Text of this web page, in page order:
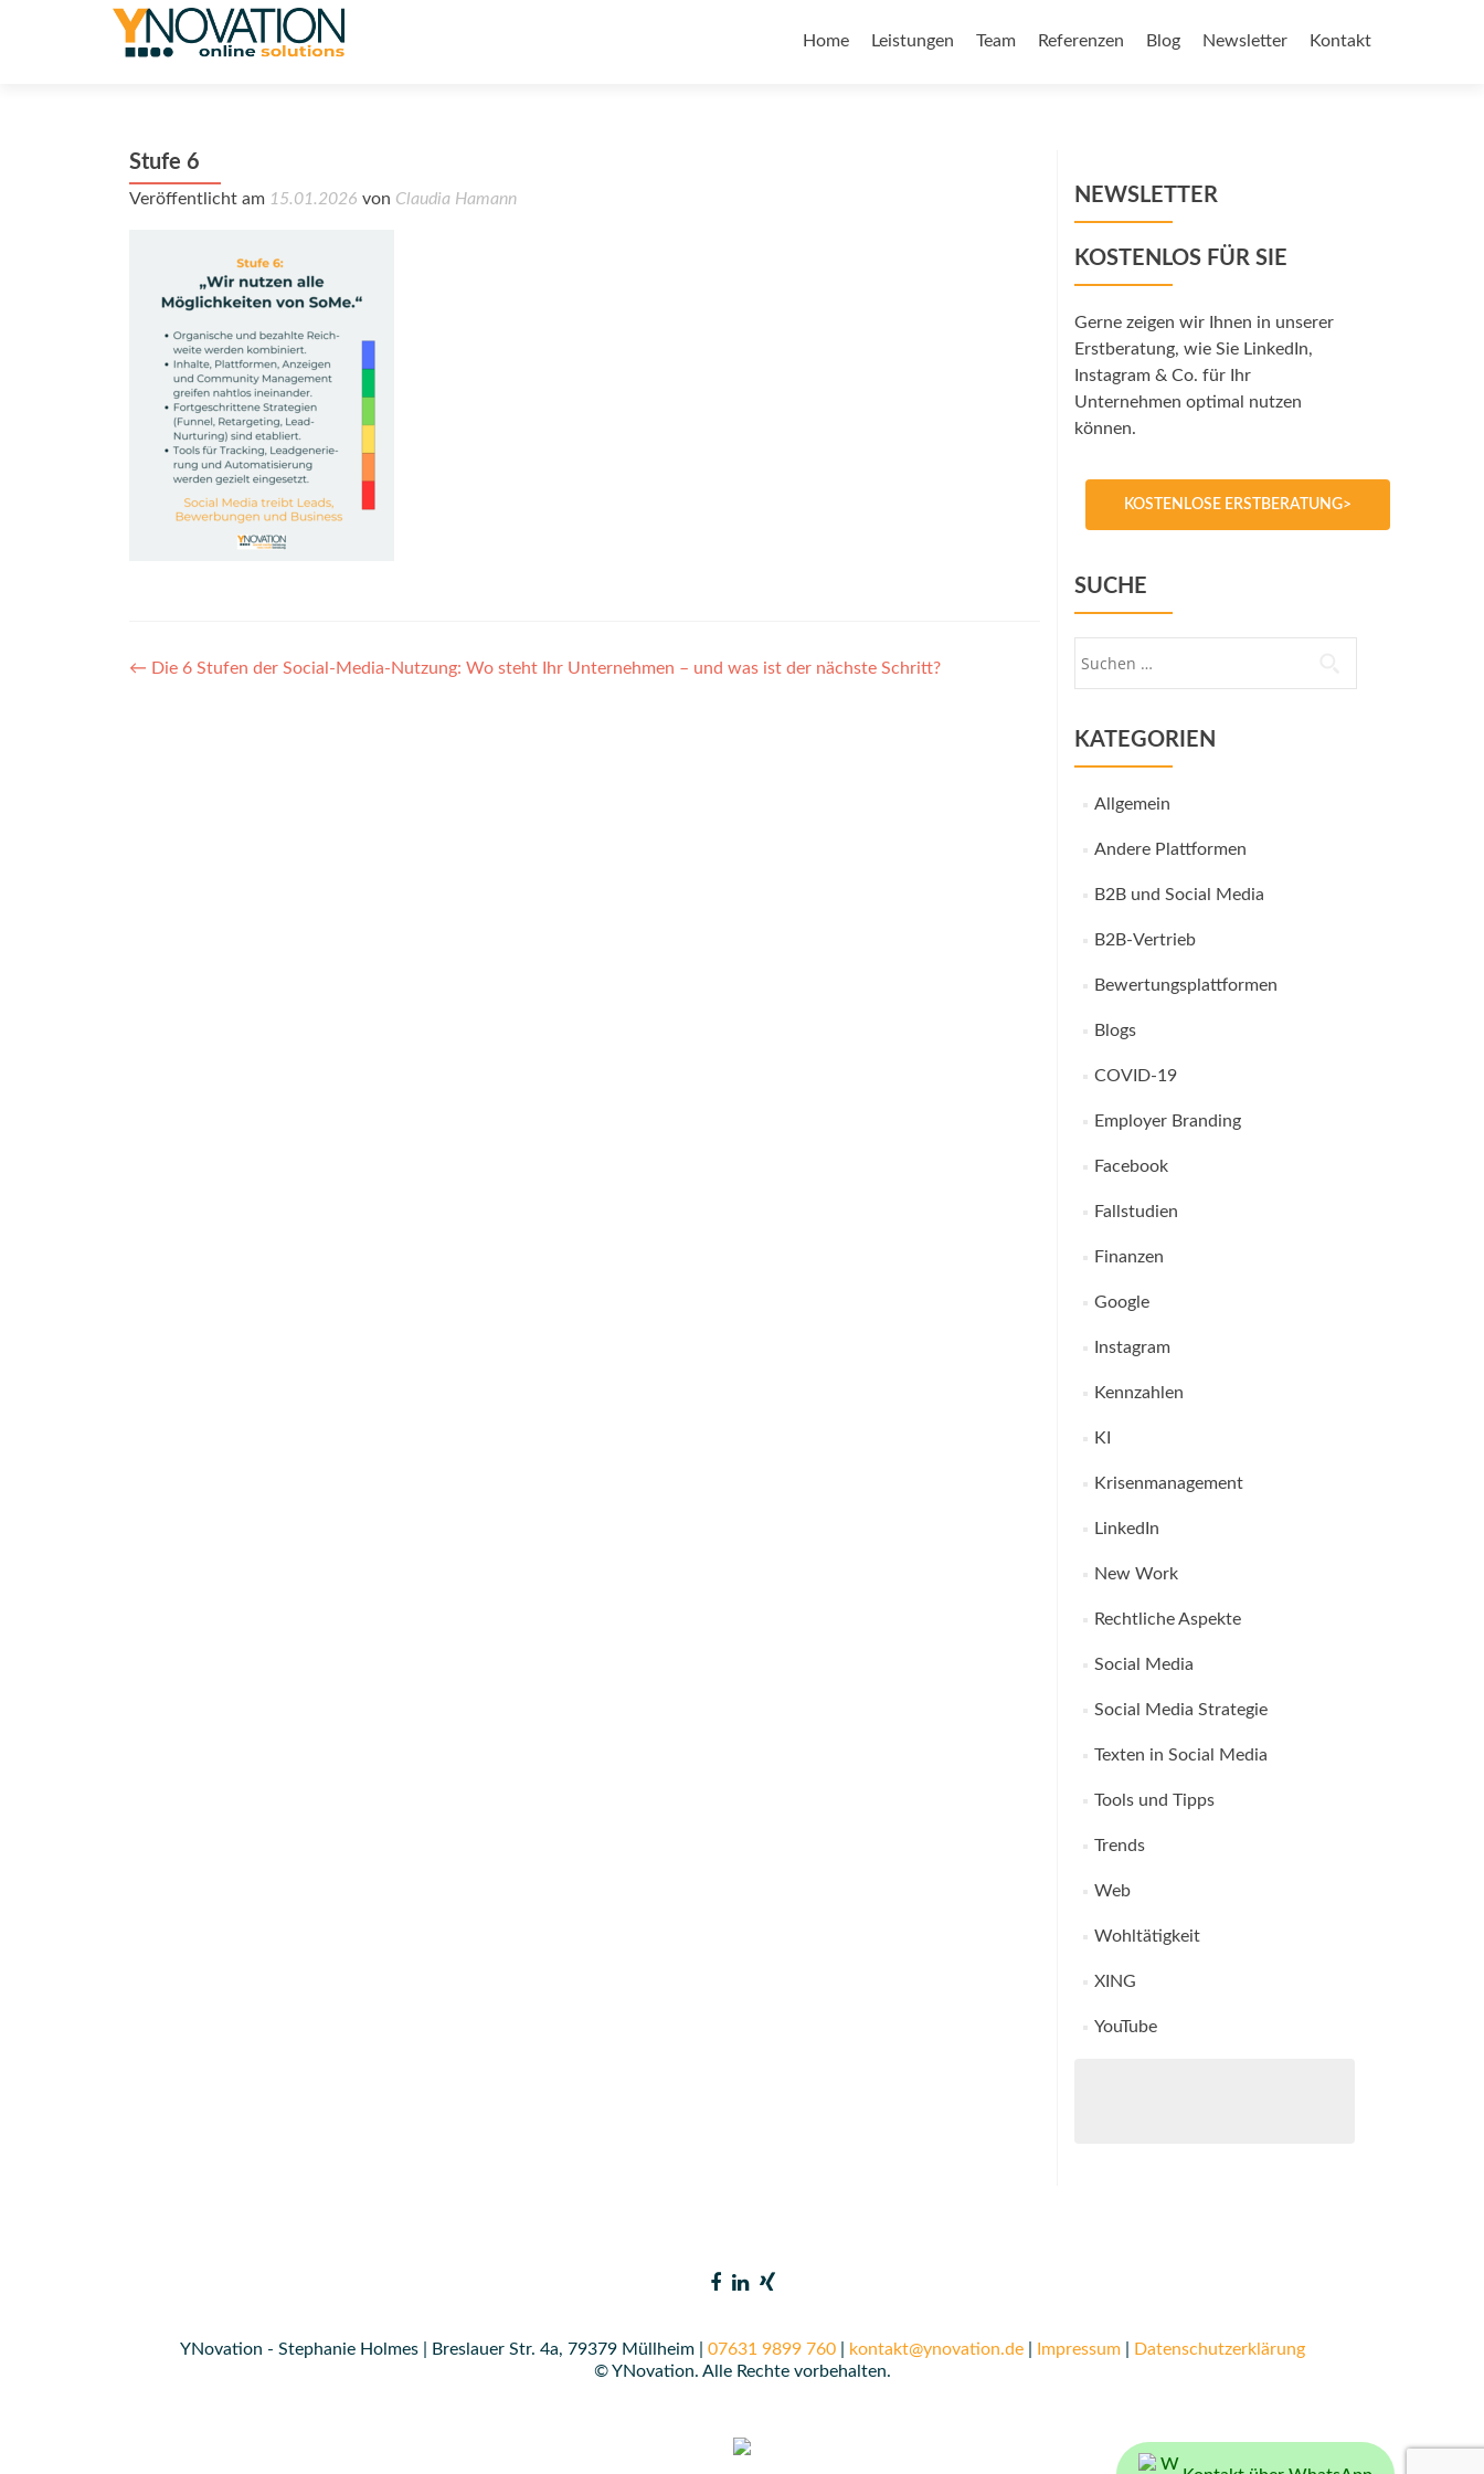
Home Leistungen Team Referenzen Blog Newsletter Kontakt
Stufe 6
Veröffentlicht am 15.01.2026 von Claudia Hamann
Post
← Die 6 Stufen der Social-Media-Nutzung: Wo steht Ihr Unternehmen – und was ist der nächste Schritt?
NEWSLETTER
KOSTENLOS FÜR SIE
Gerne zeigen wir Ihnen in unserer
Erstberatung, wie Sie LinkedIn,
Instagram & Co. für Ihr
Unternehmen optimal nutzen
können.
KOSTENLOSE ERSTBERATUNG>
SUCHE
KATEGORIEN
Allgemein
Andere Plattformen
B2B und Social Media
B2B-Vertrieb
Bewertungsplattformen
Blogs
COVID-19
Employer Branding
Facebook
Fallstudien
Finanzen
Google
Instagram
Kennzahlen
KI
Krisenmanagement
LinkedIn
New Work
Rechtliche Aspekte
Social Media
Social Media Strategie
Texten in Social Media
Tools und Tipps
Trends
Web
Wohltätigkeit
XING
YouTube
YNovation - Stephanie Holmes | Breslauer Str. 4a, 79379 Müllheim | 07631 9899 760| kontakt@ynovation.de| Impressum|
Datenschutzerklärung
© YNovation. Alle Rechte vorbehalten.